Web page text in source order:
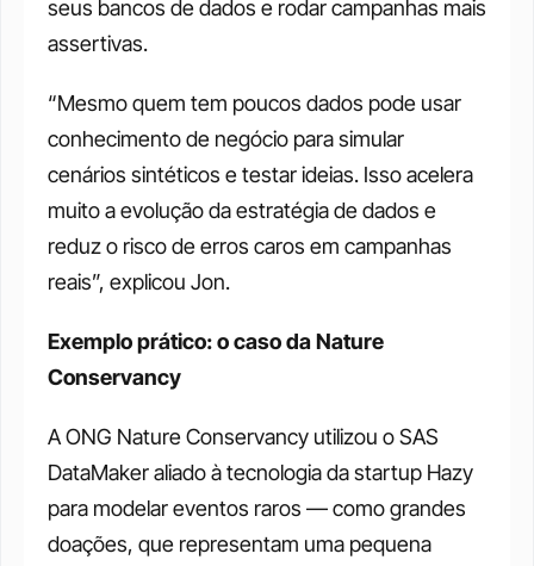
seus bancos de dados e rodar campanhas mais
assertivas.
“Mesmo quem tem poucos dados pode usar
conhecimento de negócio para simular
cenários sintéticos e testar ideias. Isso acelera
muito a evolução da estratégia de dados e
reduz o risco de erros caros em campanhas
reais”, explicou Jon.
Exemplo prático: o caso da Nature
Conservancy
A ONG Nature Conservancy utilizou o SAS
DataMaker aliado à tecnologia da startup Hazy
para modelar eventos raros — como grandes
doações, que representam uma pequena